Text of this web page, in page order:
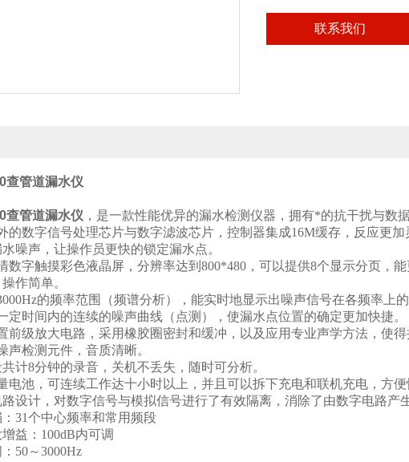
联系我们
查管道漏水仪
查管道漏水仪 ，是一款性能优异的漏水检测仪器，拥有*的抗干扰与数
的数字信号处理芯片与数字滤波芯片，控制器集成16M缓存，反应更
噪声，让操作员更快的锁定漏水点。
数字触摸彩色液晶屏，分辨率达到800*480，可以提供8个显示分页，
作简单。
的频率范围（频谱分析），能实时地显示出噪声信号在各频率上的
定时间内的连续的噪声曲线（点测），使漏水点位置的确定更加快捷。
前级放大电路，采用橡胶圈密封和缓冲，以及应用专业声学方法，使得
声检测元件，音质清晰。
计8分钟的录音，关机不丢失，随时可分析。
电池，可连续工作达十小时以上，并且可以拆下充电和联机充电，方便
设计，对数字信号与模拟信号进行了有效隔离，消除了由数字电路产
31个中心频率和常用频段
益：100dB内可调
50～3000Hz